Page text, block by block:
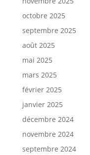
octobre 2025
septembre 2025
août 2025
mai 2025
mars 2025
février 2025
janvier 2025
décembre 2024
novembre 2024
septembre 2024